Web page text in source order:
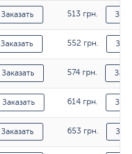
Заказать 513 грн.
Заказать 552 грн.
Заказать 574 грн.
Заказать 614 грн.
Заказать 653 грн.